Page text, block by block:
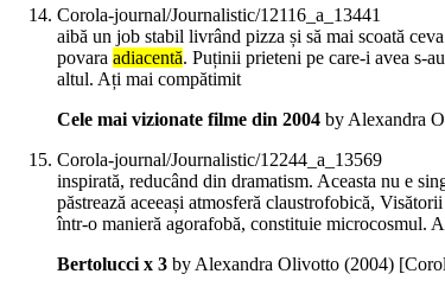
Corola-journal/Journalistic/12116_a_13441
aibă un job stabil livrând pizza și să mai scoată
povara adiacentă. Puținii prieteni pe care-i avea s-
altul. Ați mai compătimit
Cele mai vizionate filme din 2004 by Alexandra
Corola-journal/Journalistic/12244_a_13569
inspirată, reducând din dramatism. Aceasta nu e
păstrează aceeași atmosferă claustrofobică,
într-o manieră agorafobă, constituie microcosmul.
Bertolucci x 3 by Alexandra Olivotto (2004)